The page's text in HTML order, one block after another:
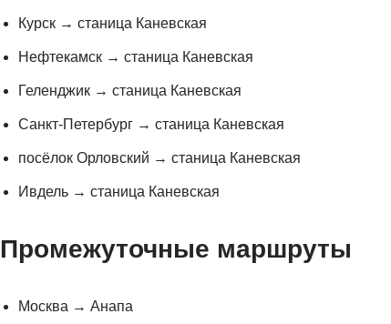
Курск → станица Каневская
Нефтекамск → станица Каневская
Геленджик → станица Каневская
Санкт-Петербург → станица Каневская
посёлок Орловский → станица Каневская
Ивдель → станица Каневская
Промежуточные маршруты
Москва → Анапа